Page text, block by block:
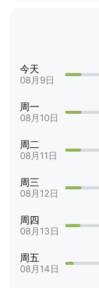
今天
08月9日
周一
08月10日
周二
08月11日
周三
08月12日
周四
08月13日
周五
08月14日